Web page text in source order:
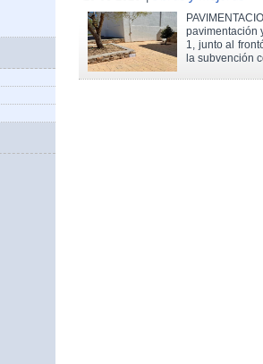
pavimentación
1, junto al
la subvención